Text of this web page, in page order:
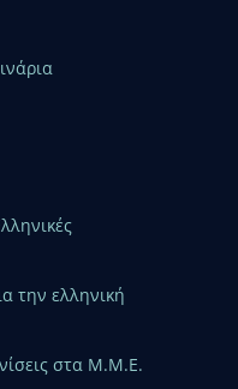
την ελληνική
στα Μ.Μ.Ε.